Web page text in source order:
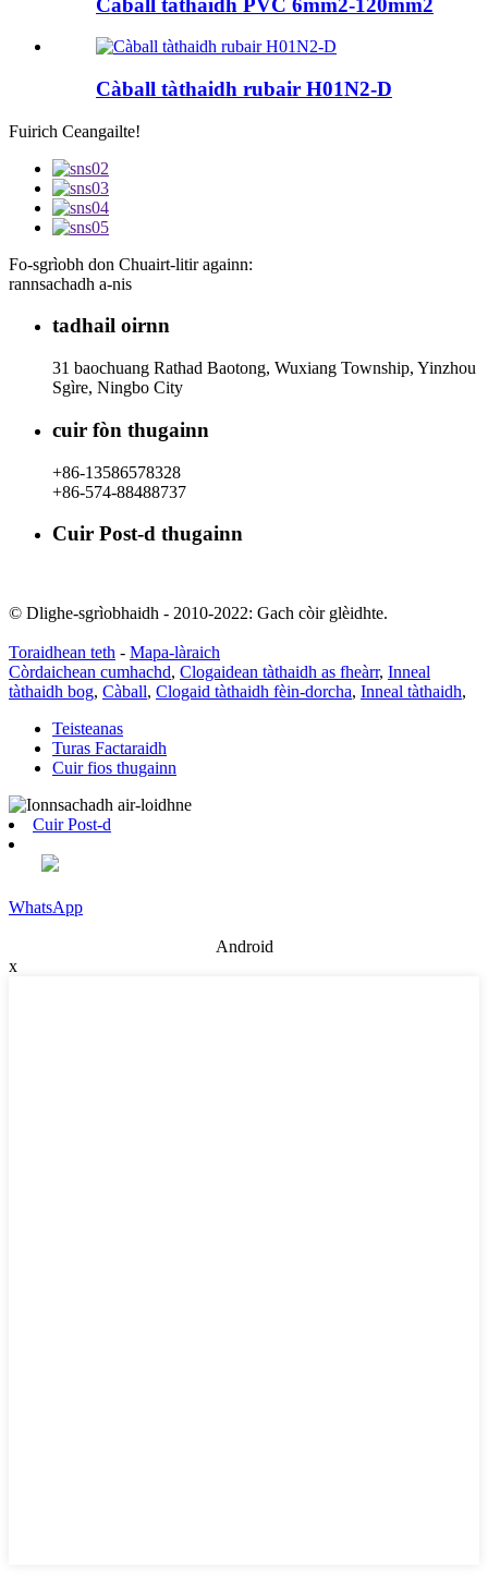
Càball tàthaidh rubair H01N2-D
Fuirich Ceangailte!
Fo-sgrìobh don Chuairt-litir againn:
rannsachadh a-nis
tadhail oirnn
31 baochuang Rathad Baotong, Wuxiang Township, Yinzhou
Sgìre, Ningbo City
cuir fòn thugainn
+86-13586578328
+86-574-88488737
Cuir Post-d thugainn
© Dlighe-sgrìobhaidh - 2010-2022: Gach còir glèidhte.
Toraidhean teth - Mapa-làraich
Còrdaichean cumhachd, Clogaidean tàthaidh as fheàrr, Inneal
tàthaidh bog, Càball, Clogaid tàthaidh fèin-dorcha, Inneal tàthaidh,
Teisteanas
Turas Factaraidh
Cuir fios thugainn
Cuir Post-d
WhatsApp
Android
x